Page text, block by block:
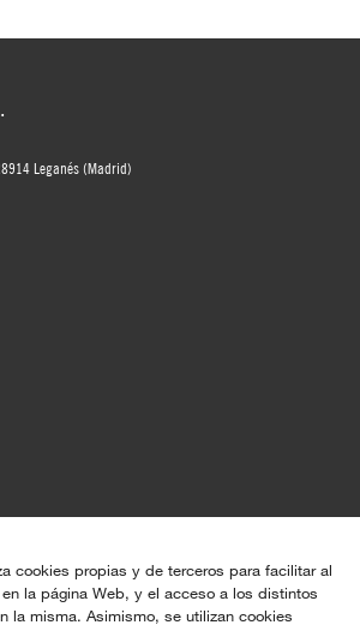
cookies propias y de terceros para facilitar al
la página Web, y el acceso a los distintos
la misma. Asimismo, se utilizan cookies
Leganés (Madrid)
sociales